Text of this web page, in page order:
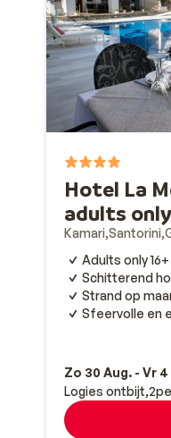
Hotel La
adults only
Kamari Santorini
Adults only 16+
Schitterend
Strand op
Sfeervolle en
Zo 30 Aug. - Vr 4
Logies ontbijt 2